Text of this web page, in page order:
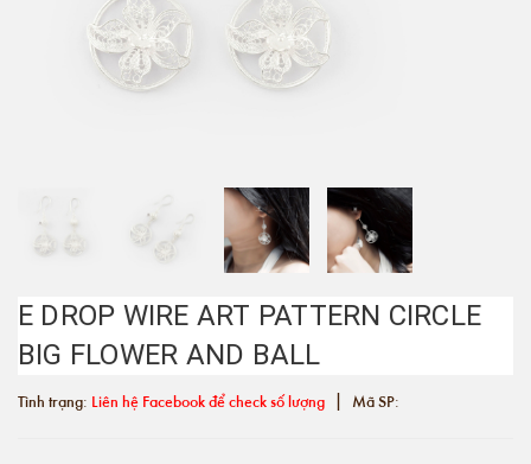
E DROP WIRE ART PATTERN CIRCLE
BIG FLOWER AND BALL
Tình trạng: Liên hệ Facebook để check số lượng | Mã SP: